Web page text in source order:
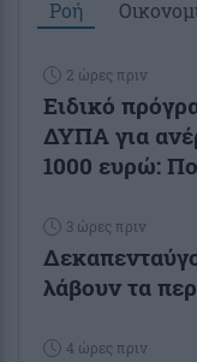
Ροή
2 ώρες πριν
Ειδικό
ΔΥΠΑ για
1000 ευρώ:
3 ώρες πριν
λάβουν τα
4 ώρες πριν